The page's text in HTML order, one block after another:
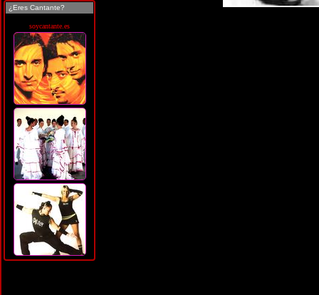
¿Eres Cantante?
soycantante.es